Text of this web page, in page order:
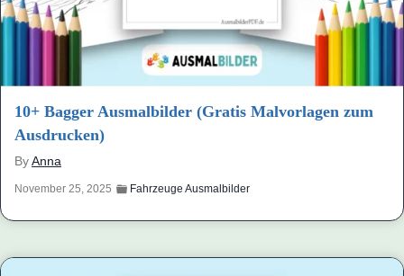
10+ Bagger Ausmalbilder (Gratis Malvorlagen zum
Ausdrucken)
ByAnna
November 25, 2025 Fahrzeuge Ausmalbilder